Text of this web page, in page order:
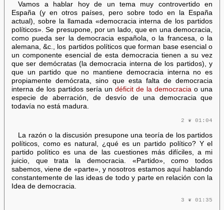
Vamos a hablar hoy de un tema muy controvertido en
España (y en otros países, pero sobre todo en la España
actual), sobre la llamada «democracia interna de los partidos
políticos». Se presupone, por un lado, que en una democracia,
como pueda ser la democracia española, o la francesa, o la
alemana, &c., los partidos políticos que forman base esencial o
un componente esencial de esta democracia tienen a su vez
que ser demócratas (la democracia interna de los partidos), y
que un partido que no mantiene democracia interna no es
propiamente demócrata, sino que esta falta de democracia
interna de los partidos sería undéficit de la democracia o una
especie de aberración, de desvío de una democracia que
todavía no está madura.
2 ❦ 01:04
La razón o la discusión presupone una teoría de los partidos
políticos, como es natural, ¿qué es un partido político? Y el
partido político es una de las cuestiones más difíciles, a mi
juicio, que trata la democracia. «Partido», como todos
sabemos, viene de «parte», y nosotros estamos aquí hablando
constantemente de las ideas de todo y parte en relación con la
Idea de democracia.
3 ❦ 01:35